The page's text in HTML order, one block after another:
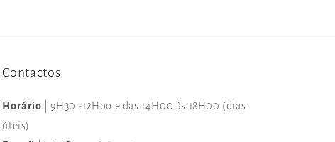
Contactos
Horário | 9H30 -12Hoo e das 14H00 às 18H00 (dias
úteis)